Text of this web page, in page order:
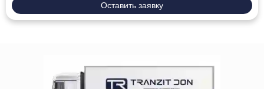
Оставить заявку